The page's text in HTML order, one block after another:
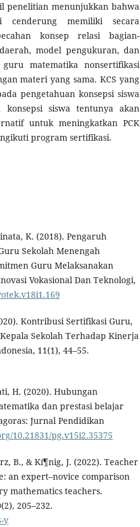
penelitian menunjukkan bahwa
cenderung memiliki secara
konsep relasi bagian-
model pengukuran, dan
matematika nonsertifikasi
materi yang sama. KCS yang
pengetahuan konsepsi siswa
siswa tentunya akan
untuk meningkatkan PCK
program sertifikasi.
K. (2018). Pengaruh
Sekolah Menengah
Guru Melaksanakan
Vokasional Dan Teknologi,
Kontribusi Sertifikasi Guru,
Sekolah Terhadap Kinerja
11(1), 44–55.
H. (2020). Hubungan
dan prestasi belajar
Jurnal Pendidikan
10.21831/pg.v15i2.35375
B., & Kí¶nig, J. (2022). Teacher
an expert–novice comparison
mathematics teachers.
205–232.
y